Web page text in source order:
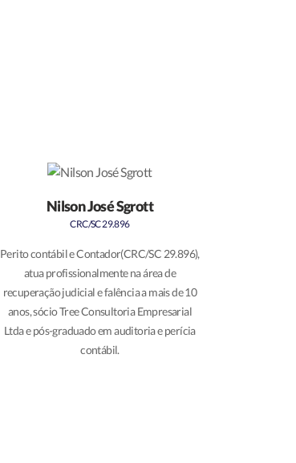
Nilson José Sgrott
CRC/SC 29.896
Perito contábil e Contador(CRC/SC 29.896),
atua profissionalmente na área de
recuperação judicial e falência a mais de 10
anos, sócio Tree Consultoria Empresarial
Ltda e pós-graduado em auditoria e perícia
contábil.